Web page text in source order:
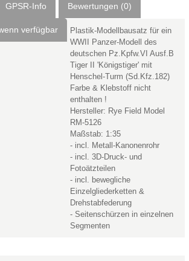
GPSR-Info Bewertungen (0)
verfügbar
Plastik-Modellbausatz für ein
WWII Panzer-Modell des
deutschen Pz.Kpfw.VI Ausf.B
Tiger II 'Königstiger' mit
Henschel-Turm (Sd.Kfz.182)
Farbe & Klebstoff nicht
enthalten !
Hersteller: Rye Field Model
RM-5126
Maßstab: 1:35
- incl. Metall-Kanonenrohr
- incl. 3D-Druck- und
Fotoätzteilen
- incl. bewegliche
Einzelgliederketten &
Drehstabfederung
- Seitenschürzen in einzelnen
Segmenten